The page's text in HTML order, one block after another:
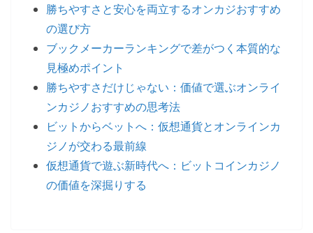
勝ちやすさと安心を両立するオンカジおすすめ
の選び方
ブックメーカーランキングで差がつく本質的な
見極めポイント
勝ちやすさだけじゃない：価値で選ぶオンライ
ンカジノおすすめの思考法
ビットからベットへ：仮想通貨とオンラインカ
ジノが交わる最前線
仮想通貨で遊ぶ新時代へ：ビットコインカジノ
の価値を深掘りする